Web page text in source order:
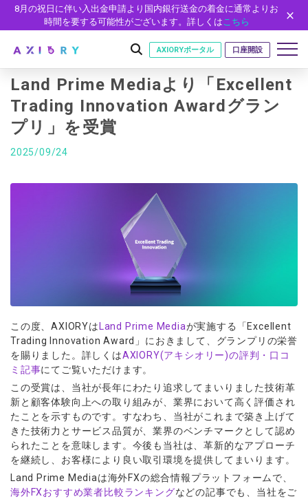
8月の祝日に伴い入出金申請より国内銀行送金の着金に通常よりお
時間を要する可能性がございます。詳しくはこちら
はじめに
はじめに
取引
取引商品
エネルギーCFD
貴金属CFD
ソフトコモディティCFD
NEW
バトルCFD
取引条件
約定率
取引時間
取引計算シミュレーター
注文執行ポリシー
経済指標・予測カレンダー
休眠口座と凍結口座
口座
AXIORYアプリ
AXIORYポータル
EA(エキスパートアドバイザー)
日本時間表示インジケータ
ストライク インジケータ
MQLシグナル
NEW
通貨インデックス
パートナーシップ・プログラム
イントロデュース・パートナープログラム（IP）
特別・VIPプログラム
NEW
マーケットニュース
コーポレートニュース
キャンペーン
トレードガイド
会社概要
役員紹介
お問合せ
よくあるご質問
日本語
عربى
English
Русский
Español
ไทย
Tiếng Việt
口座開設する
デモ口座を開設する
法人のお客様はこちら
AXIORYポータル 口座開設
Land Prime Mediaより「Excellent
Trading Innovation Awardグラン
プリ」を受賞
2025/09/24
この度、AXIORYは Land Prime Mediaが実施する「Excellent
Trading Innovation Award」におきまして、グランプリの栄誉
を賜りました。詳しくはAXIORY(アキシオリー)の評判・口コ
ミ記事にてご覧いただけます。
この受賞は、当社が長年にわたり追求してまいりました技術革
新と顧客体験向上への取り組みが、業界において高く評価され
たことを示すものです。すなわち、当社がこれまで築き上げて
きた技術力とサービス品質が、業界のベンチマークとして認め
られたことを意味します。今後も当社は、革新的なアプローチ
を継続し、お客様により良い取引環境を提供してまいります。
Land Prime Mediaは海外FXの総合情報プラットフォームで、
海外FXおすすめ業者比較ランキングなどの記事でも、当社をご